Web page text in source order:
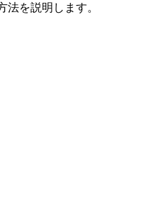
法を説明します。